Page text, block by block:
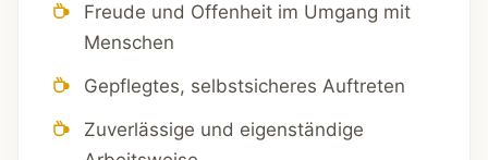
Freude und Offenheit im Umgang mit
Menschen
Gepflegtes, selbstsicheres Auftreten
Zuverlässige und eigenständige